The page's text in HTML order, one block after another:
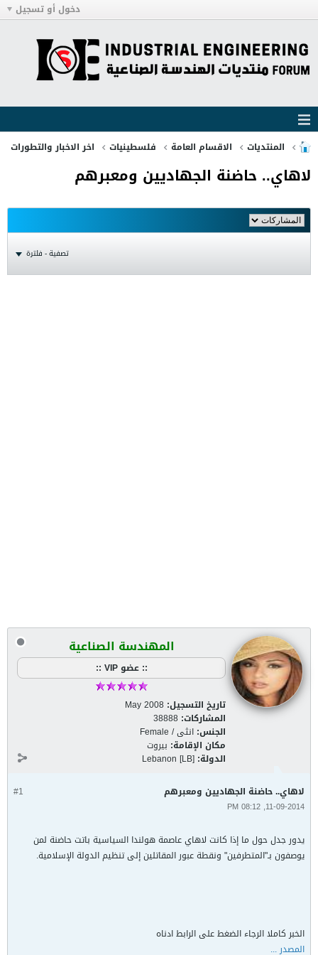
دخول أو تسجيل
المنتديات الاقسام العامة فلسطينيات اخر الاخبار والتطورات
لاهاي.. حاضنة الجهاديين ومعبرهم
تصفية - فلترة
المهندسة الصناعية
:: عضو VIP ::
تاريخ التسجيل: May 2008
المشاركات: 38888
الجنس: انثى / Female
مكان الإقامة: بيروت
الدولة: Lebanon [LB]
#1 لاهاي.. حاضنة الجهاديين ومعبرهم
11-09-2014, 08:12 PM
يدور جدل حول ما إذا كانت لاهاي عاصمة هولندا السياسية باتت حاضنة لمن
يوصفون بـ"المتطرفين" ونقطة عبور المقاتلين إلى تنظيم الدولة الإسلامية.
الخبر كاملا الرجاء الضغط على الرابط ادناه
المصدر ...